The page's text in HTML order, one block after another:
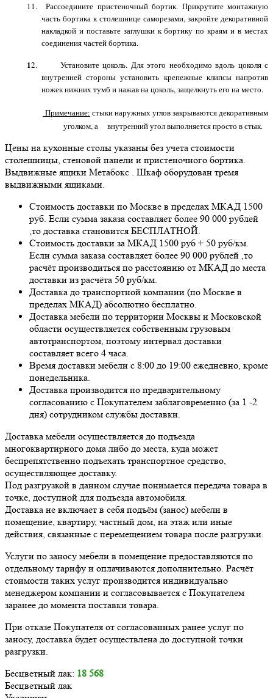
11. Рассоедините пристеночный бортик. Прикрутите монтажную
часть бортика к столешнице саморезами, закройте декоративной
накладкой и поставьте заглушки к бортику по краям и в местах
соединения частей бортика.
12. Установите цоколь. Для этого необходимо вдоль цоколя с
внутренней стороны установить крепежные клипсы напротив
ножек нижних тумб и нажав на цоколь, защелкнуть его на место.
Примечание: стыки наружных углов закрываются декоративным
уголком, а внутренний угол выполняется просто в стык.
Цены на кухонные столы указаны без учета стоимости
столешницы, стеновой панели и пристеночного бортика.
Выдвижные ящики Метабокс . Шкаф оборудован тремя
выдвижными ящиками.
Стоимость доставки по Москве в пределах МКАД 1500
руб. Если сумма заказа составляет более 90 000 рублей
,то доставка становится БЕСПЛАТНОЙ.
Стоимость доставки за МКАД 1500 руб + 50 руб/км.
Если сумма заказа составляет более 90 000 рублей ,то
расчёт производиться по расстоянию от МКАД до места
доставки из расчёта 50 руб/км.
Доставка до транспортной компании (по Москве в
пределах МКАД) абсолютно бесплатно.
Доставка мебели по территории Москвы и Московской
области осуществляется собственным грузовым
автотранспортом, поэтому интервал доставки
составляет всего 4 часа.
Время доставки мебели с 8:00 до 19:00 ежедневно, кроме
понедельника.
Доставка производится по предварительному
согласованию с Покупателем заблаговременно (за 1 -2
дня) сотрудником службы доставки.
Доставка мебели осуществляется до подъезда
многоквартирного дома либо до места, куда может
беспрепятственно подъехать транспортное средство,
осуществляющее доставку.
Под разгрузкой в данном случае понимается передача товара в
точке, доступной для подъезда автомобиля.
Доставка не включает в себя подъём (занос) мебели в
помещение, квартиру, частный дом, на этаж или иные
действия, связанные с перемещением товара после разгрузки.
Услуги по заносу мебели в помещение предоставляются по
отдельному тарифу и оплачиваются дополнительно. Расчёт
стоимости таких услуг производится индивидуально
менеджером компании и согласовывается с Покупателем
заранее до момента поставки товара.
При отказе Покупателя от согласованных ранее услуг по
заносу, доставка будет осуществлена до доступной точки
разгрузки.
Бесцветный лак: 18 568
Бесцветный лак